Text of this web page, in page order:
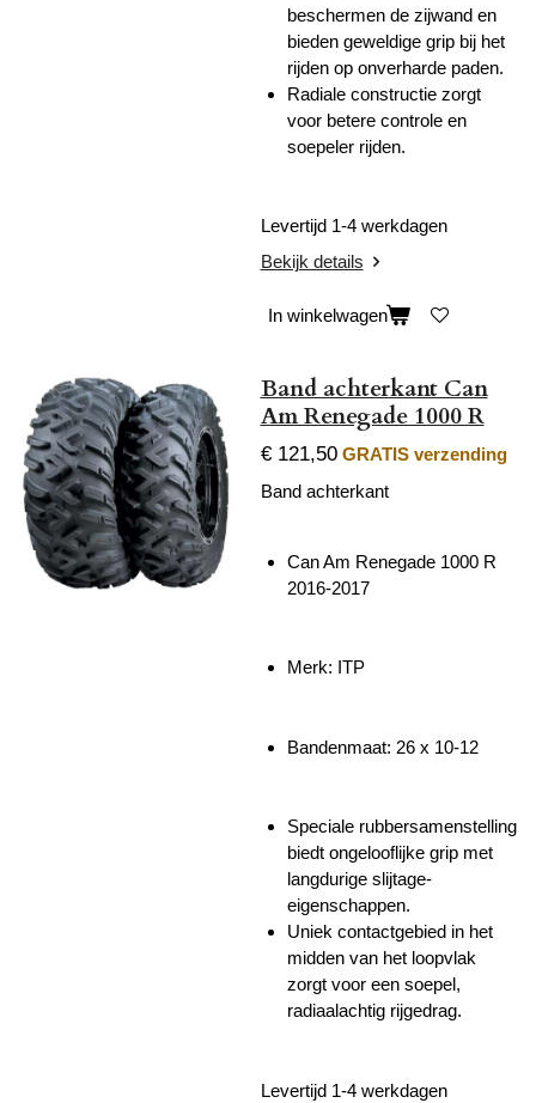
beschermen de zijwand en
bieden geweldige grip bij het
rijden op onverharde paden.
Radiale constructie zorgt
voor betere controle en
soepeler rijden.
Levertijd 1-4 werkdagen
Bekijk details
In winkelwagen
Band achterkant Can
Am Renegade 1000 R
€ 121,50 GRATIS verzending
Band achterkant
Can Am Renegade 1000 R
2016-2017
Merk: ITP
Bandenmaat: 26 x 10-12
Speciale rubbersamenstelling
biedt ongelooflijke grip met
langdurige slijtage-
eigenschappen.
Uniek contactgebied in het
midden van het loopvlak
zorgt voor een soepel,
radiaalachtig rijgedrag.
Levertijd 1-4 werkdagen